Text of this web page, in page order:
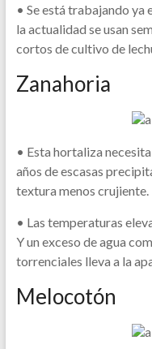
• Se está trabajando ya
la actualidad se usan
cortos de cultivo de
Zanahoria
• Esta hortaliza
años de escasas
textura menos crujiente.
• Las temperaturas
Y un exceso de agua
torrenciales lleva a la
Melocotón